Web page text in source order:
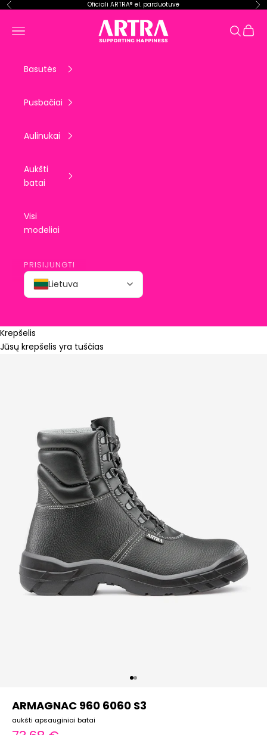
Pereiti prie turinio
Ankstesnis Oficiali ARTRA® el. parduotuvė
ARTRA EU
Meniu Paieška
Basutės
Pusbačiai
Aulinukai
Aukšti
batai
Visi
modeliai
PRISIJUNGTI
Lietuva
Krepšelis
Jūsų krepšelis yra tuščias
Eiti į elementą 1
Eiti į elementą 2
ARMAGNAC 960 6060 S3
aukšti apsauginiai batai